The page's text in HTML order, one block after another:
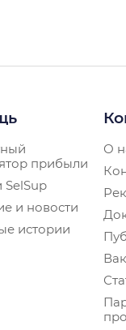
прибыли
SelSup
и новости
истории
О